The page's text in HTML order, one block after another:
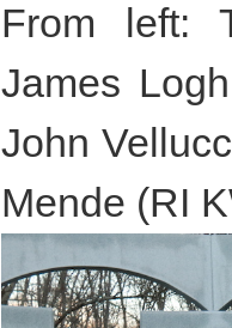
From left:
James
John
Mende (RI